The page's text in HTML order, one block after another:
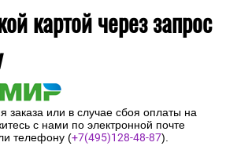
картой через запрос
или в случае сбоя оплаты на
с нами по электронной почте
телефону (+7(495)128-48-87).